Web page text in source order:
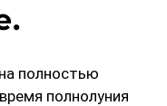
полностью
полнолуния